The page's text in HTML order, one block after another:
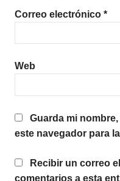
Correo electrónico *
Web
Guarda mi
este navegador para
Recibir un correo
comentarios a esta